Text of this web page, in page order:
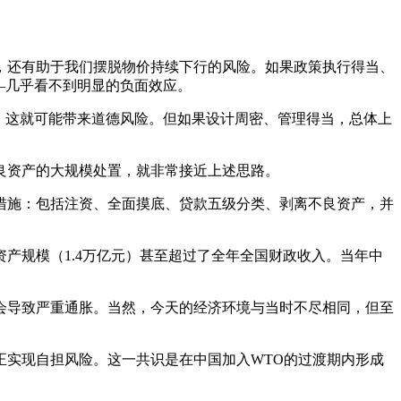
有助于我们摆脱物价持续下行的风险。如果政策执行得当、
乎看不到明显的负面效应。
就可能带来道德风险。但如果设计周密、管理得当，总体上
产的大规模处置，就非常接近上述思路。
：包括注资、全面摸底、贷款五级分类、剥离不良资产，并
规模（1.4万亿元）甚至超过了全年全国财政收入。当年中
致严重通胀。当然，今天的经济环境与当时不尽相同，但至
现自担风险。这一共识是在中国加入WTO的过渡期内形成